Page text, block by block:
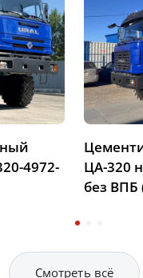
4972-
ЦА-320
без ВПБ
Смотреть всё